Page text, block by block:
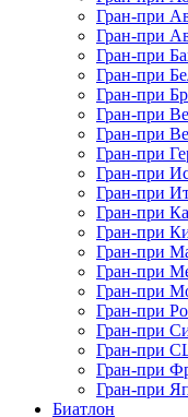
Гран-при
Гран-при
Гран-при
Гран-при
Гран-при
Гран-при
Гран-при
Гран-при
Гран-при
Гран-при
Гран-при
Гран-при
Гран-при
Гран-при
Гран-при
Гран-при
Гран-при
Гран-при
Гран-при
Гран-при
Биатлон